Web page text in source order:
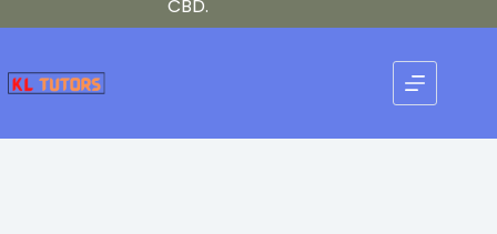
conteúdo
CBD.